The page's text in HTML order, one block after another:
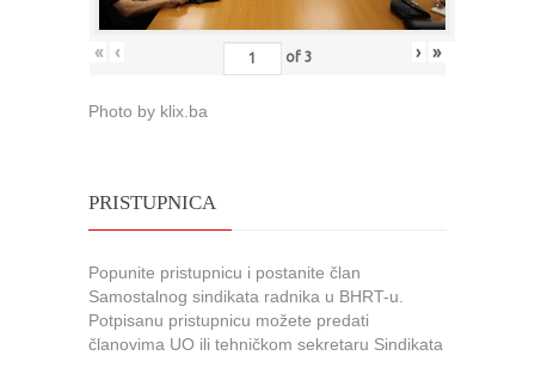
« ‹ of 3 › »
Photo by klix.ba
PRISTUPNICA
Popunite pristupnicu i postanite član
Samostalnog sindikata radnika u BHRT-u.
Potpisanu pristupnicu možete predati
članovima UO ili tehničkom sekretaru Sindikata